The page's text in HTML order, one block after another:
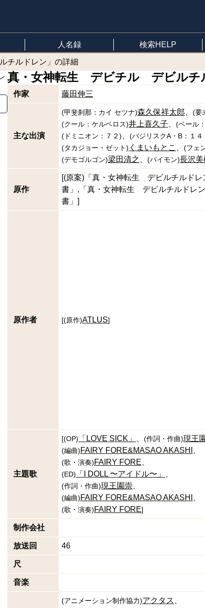
人名録 検索HELP
チルドレン」の詳細
真・女神転生 デビチル デビルチ
作家
藤田伸三
主な出演
(甲斐刹那：カイ セツナ)森久保祥太郎 (要
(クール：ケルベロス)井上喜久子 (ベール
( ドミニオン：７２ ) (バジリスクA・B：１４
(タカジョー・ゼット ) くまいもとこ (フェ
(デモゴルゴン)梁田清之 (パイモン)長沢美
原作
[(原案)「真・女神転生 デビルチルド
書」,「真・女神転生 デビルチルドレ
書」]
原作者 [(原作)ATLUS]
主題歌
[(OP) 「LOVE SICK」 (作詞・作曲)現王
(編曲) FAIRY FORE&MASAO AKASHI
(歌・演奏) FAIRY FORE
(ED) 「I DOLL 〜アイドル〜」
(作詞・作曲)現王園崇
(編曲) FAIRY FORE&MASAO AKASHI
(歌・演奏) FAIRY FORE]
制作会社
放送回 46
尺
音楽
(アニメーション制作協力)アクタス